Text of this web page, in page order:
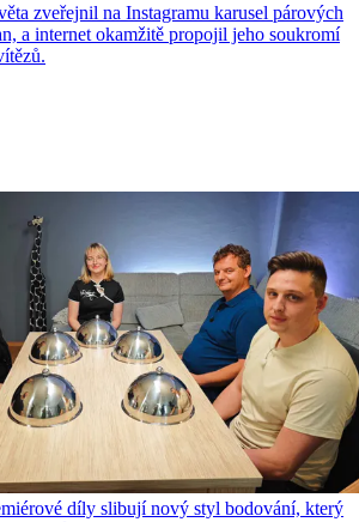
zveřejnil na Instagramu karusel párových
a internet okamžitě propojil jeho soukromí
díly slibují nový styl bodování, který